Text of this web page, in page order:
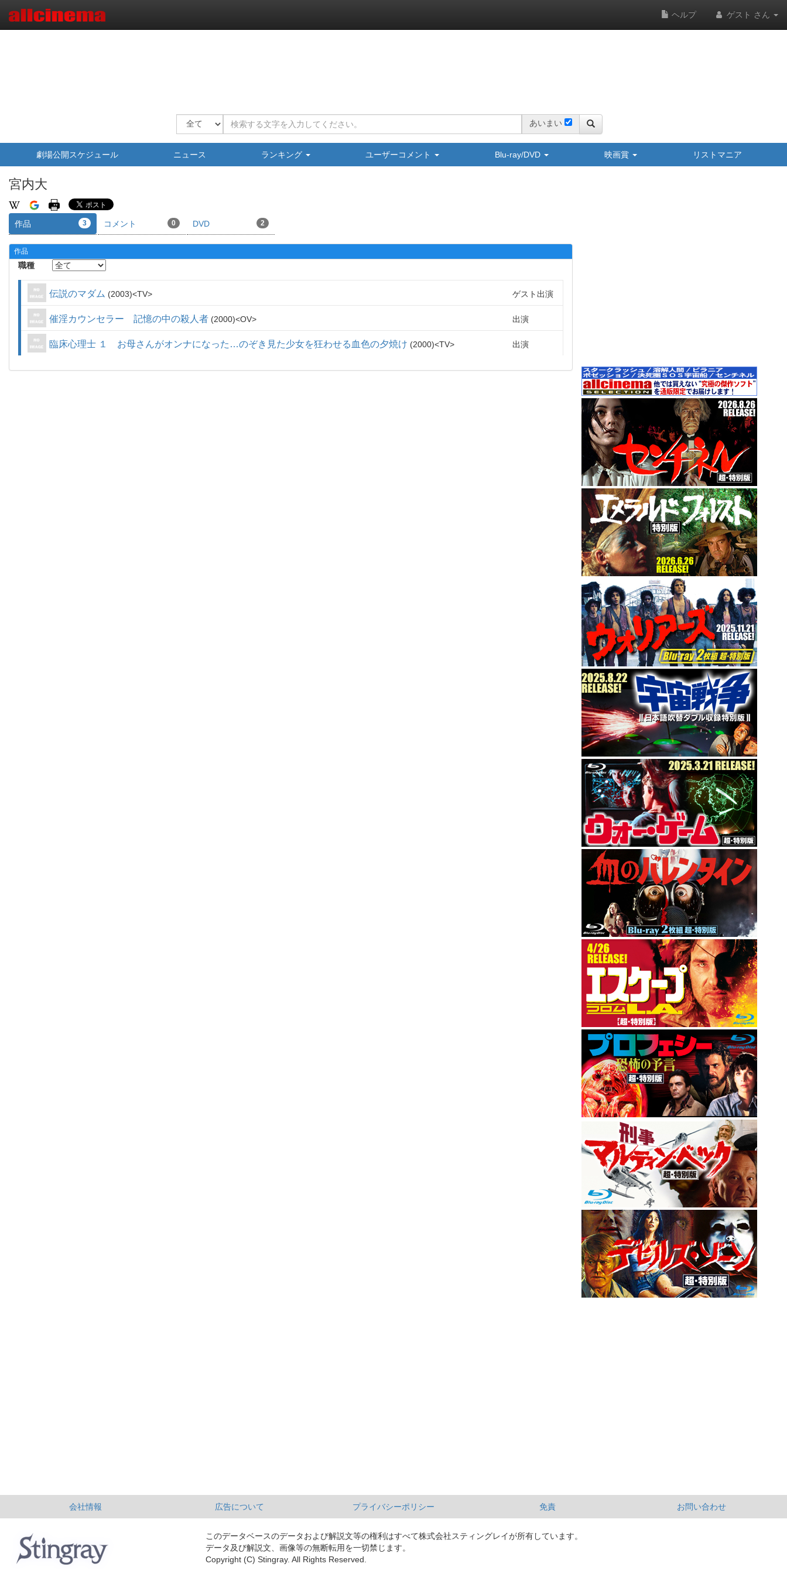
ヘルプ ゲスト さん
あいまい
劇場公開スケジュール ニュース ランキング ユーザーコメント Blu-ray/DVD 映画賞 リストマニア
宮内大
作品 3 コメント 0 DVD 2
作品
職種
伝説のマダム 2003 TV ゲスト出演
催淫カウンセラー 記憶の中の殺人者 2000 OV 出演
臨床心理士 １ お母さんがオンナになった…のぞき見た少女を狂わせる血色の夕焼け 2000 TV 出演
会社情報 広告について プライバシーポリシー 免責 お問い合わせ
このデータベースのデータおよび解説文等の権利はすべて株式会社スティングレイが所有しています。
データ及び解説文、画像等の無断転用を一切禁じます。
Copyright (C) Stingray. All Rights Reserved.